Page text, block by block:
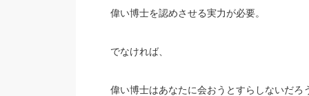
偉い博士を認めさせる実力が必要。
でなければ、
偉い博士はあなたに会おうとすらしないだろ